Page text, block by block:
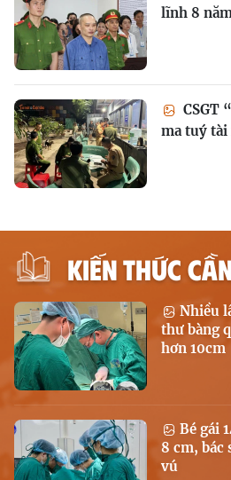
lĩnh 8
CSGT
ma tuý tài
KIẾN THỨC
Nhiều
thư bàng
hơn 10cm
Bé gái
8 cm, bác
vú